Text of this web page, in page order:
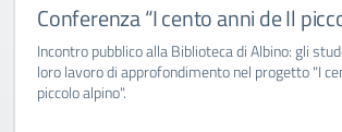
Conferenza “I cento anni de Il
Incontro pubblico alla Biblioteca di Albino: gli
loro lavoro di approfondimento nel progetto "I
piccolo alpino".